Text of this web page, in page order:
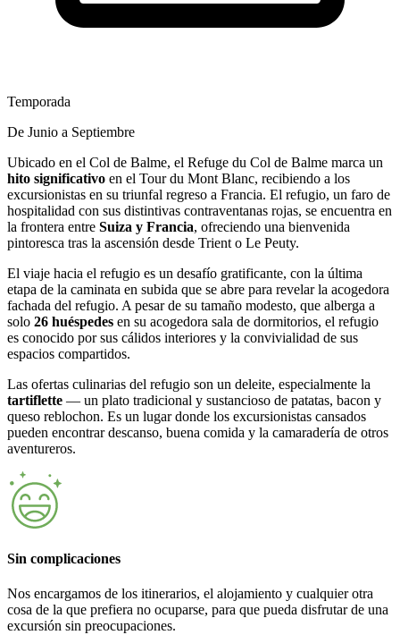
Temporada
De Junio a Septiembre
Ubicado en el Col de Balme, el Refuge du Col de Balme marca un
hito significativo en el Tour du Mont Blanc, recibiendo a los
excursionistas en su triunfal regreso a Francia. El refugio, un faro de
hospitalidad con sus distintivas contraventanas rojas, se encuentra en
la frontera entre Suiza y Francia, ofreciendo una bienvenida
pintoresca tras la ascensión desde Trient o Le Peuty.
El viaje hacia el refugio es un desafío gratificante, con la última
etapa de la caminata en subida que se abre para revelar la acogedora
fachada del refugio. A pesar de su tamaño modesto, que alberga a
solo 26 huéspedes en su acogedora sala de dormitorios, el refugio
es conocido por sus cálidos interiores y la convivialidad de sus
espacios compartidos.
Las ofertas culinarias del refugio son un deleite, especialmente la
tartiflette — un plato tradicional y sustancioso de patatas, bacon y
queso reblochon. Es un lugar donde los excursionistas cansados
pueden encontrar descanso, buena comida y la camaradería de otros
aventureros.
Sin complicaciones
Nos encargamos de los itinerarios, el alojamiento y cualquier otra
cosa de la que prefiera no ocuparse, para que pueda disfrutar de una
excursión sin preocupaciones.